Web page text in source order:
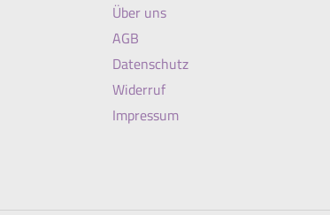
Über uns
AGB
Datenschutz
Widerruf
Impressum